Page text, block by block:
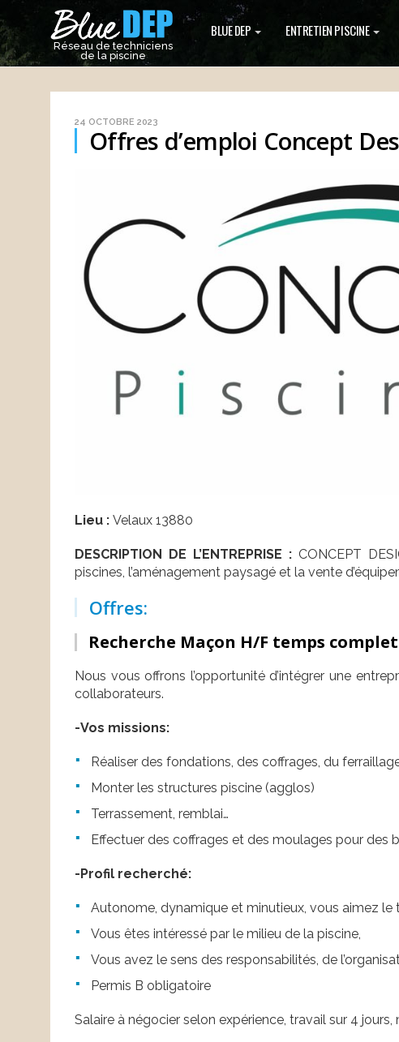
Réseau de techniciens
de la piscine
BLUE DEP ENTRETIEN PISCINE
24 OCTOBRE 2023
Offres d’emploi Concept
Lieu : Velaux 13880
DESCRIPTION DE L’ENTREPRISE :CONCEPT
piscines, l’aménagement paysagé et la vente
Offres:
Recherche Maçon H/F temps complet
Nous vous offrons l’opportunité d’intégrer une
collaborateurs.
-Vos missions:
Réaliser des fondations, des coffrages, du
Monter les structures piscine (agglos)
Terrassement, remblai…
Effectuer des coffrages et des moulages pour des
-Profil recherché:
Autonome, dynamique et minutieux, vous aimez le
Vous êtes intéressé par le milieu de la piscine,
Vous avez le sens des responsabilités, de
Permis B obligatoire
Salaire à négocier selon expérience, travail sur 4 jours,